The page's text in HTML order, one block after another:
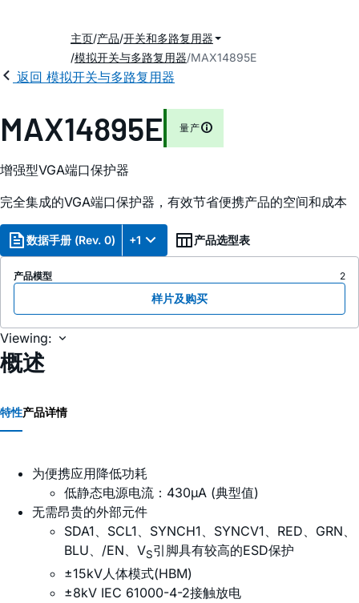
主页 产品 开关和多路复用器
模拟开关与多路复用器 MAX14895E
返回 模拟开关与多路复用器
MAX14895E 量产
增强型VGA端口保护器
完全集成的VGA端口保护器，有效节省便携产品的空间和成本
数据手册 (Rev. 0) +1 产品选型表
产品模型 2
样片及购买
Viewing:
概述
特性产品详情
为便携应用降低功耗
低静态电源电流：430µA (典型值)
无需昂贵的外部元件
SDA1、SCL1、SYNCH1、SYNCV1、RED、GRN、
BLU、/EN、VS引脚具有较高的ESD保护
±15kV人体模式(HBM)
±8kV IEC 61000-4-2接触放电